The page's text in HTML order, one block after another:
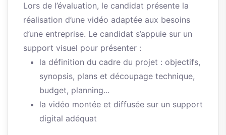
Lors de l’évaluation, le candidat présente la
réalisation d’une vidéo adaptée aux besoins
d’une entreprise. Le candidat s’appuie sur un
support visuel pour présenter :
la définition du cadre du projet : objectifs,
synopsis, plans et découpage technique,
budget, planning...
la vidéo montée et diffusée sur un support
digital adéquat